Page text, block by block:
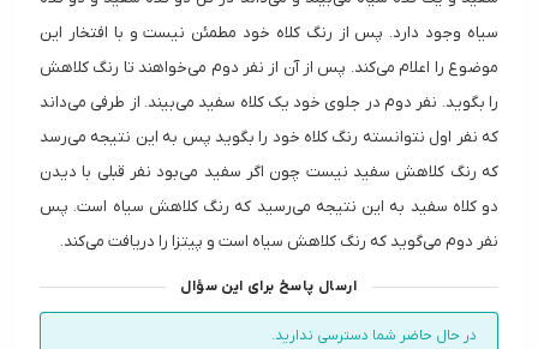
سیاه وجود دارد. پس از رنگ کلاه خود مطمئن نیست و با افتخار این
موضوع را اعلام می‌کند. پس از آن از نفر دوم می‌خواهند تا رنگ کلاهش
را بگوید. نفر دوم در جلوی خود یک کلاه سفید می‌بیند. از طرفی می‌داند
که نفر اول نتوانسته رنگ کلاه خود را بگوید پس به این نتیجه می‌رسد
که رنگ کلاهش سفید نیست چون اگر سفید می‌بود نفر قبلی با دیدن
دو کلاه سفید به این نتیجه می‌رسید که رنگ کلاهش سیاه است. پس
نفر دوم می‌گوید که رنگ کلاهش سیاه است و پیتزا را دریافت می‌کند.
ارسال پاسخ برای این سؤال
در حال حاضر شما دسترسی ندارید.